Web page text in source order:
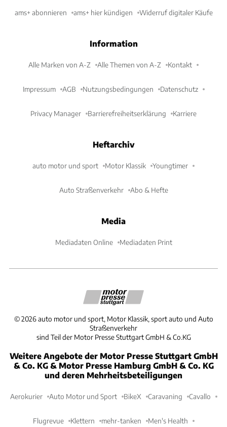
ams+ abonnieren ams+ hier kündigen Widerruf digitaler Käufe
Information
Alle Marken von A-Z Alle Themen von A-Z Kontakt
Impressum AGB Nutzungsbedingungen Datenschutz
Privacy Manager Barrierefreiheitserklärung Karriere
Heftarchiv
auto motor und sport Motor Klassik Youngtimer
Auto Straßenverkehr Abo & Hefte
Media
Mediadaten Online Mediadaten Print
©2026 auto motor und sport, Motor Klassik, sport auto und Auto
Straßenverkehr
sind Teil der Motor Presse Stuttgart GmbH & Co.KG
Weitere Angebote der Motor Presse Stuttgart GmbH
& Co. KG & Motor Presse Hamburg GmbH & Co. KG
und deren Mehrheitsbeteiligungen
Aerokurier Auto Motor und Sport BikeX Caravaning Cavallo
Flugrevue Klettern mehr-tanken Men's Health